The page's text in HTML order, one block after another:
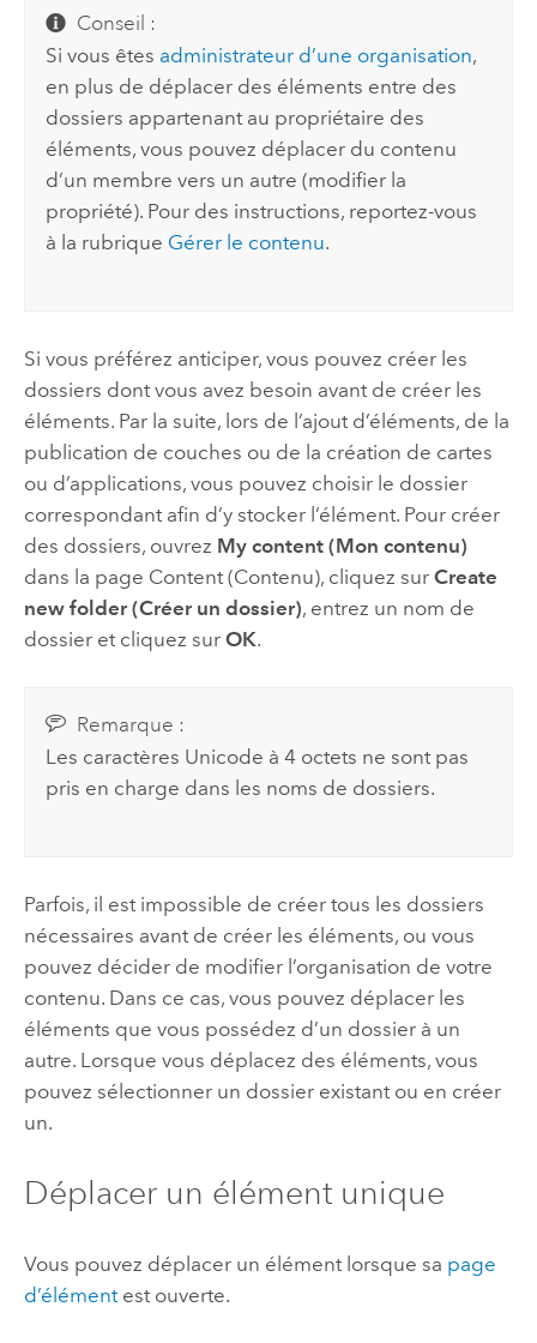
Conseil :
Si vous êtes administrateur d’une organisation,
en plus de déplacer des éléments entre des
dossiers appartenant au propriétaire des
éléments, vous pouvez déplacer du contenu
d’un membre vers un autre (modifier la
propriété). Pour des instructions, reportez-vous
à la rubrique Gérer le contenu.
Si vous préférez anticiper, vous pouvez créer les
dossiers dont vous avez besoin avant de créer les
éléments. Par la suite, lors de l’ajout d’éléments, de la
publication de couches ou de la création de cartes
ou d’applications, vous pouvez choisir le dossier
correspondant afin d’y stocker l’élément. Pour créer
des dossiers, ouvrez My content (Mon contenu)
dans la page Content (Contenu), cliquez sur Create
new folder (Créer un dossier), entrez un nom de
dossier et cliquez sur OK.
Remarque :
Les caractères Unicode à 4 octets ne sont pas
pris en charge dans les noms de dossiers.
Parfois, il est impossible de créer tous les dossiers
nécessaires avant de créer les éléments, ou vous
pouvez décider de modifier l’organisation de votre
contenu. Dans ce cas, vous pouvez déplacer les
éléments que vous possédez d’un dossier à un
autre. Lorsque vous déplacez des éléments, vous
pouvez sélectionner un dossier existant ou en créer
un.
Déplacer un élément unique
Vous pouvez déplacer un élément lorsque sa page
d’élémentest ouverte.